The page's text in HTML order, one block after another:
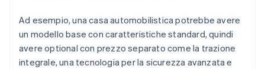
Ad esempio, una casa automobilistica potrebbe avere
un modello base con caratteristiche standard, quindi
avere optional con prezzo separato come la trazione
integrale, una tecnologia per la sicurezza avanzata e